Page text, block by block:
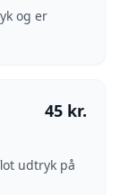
og er
45 kr.
udtryk på